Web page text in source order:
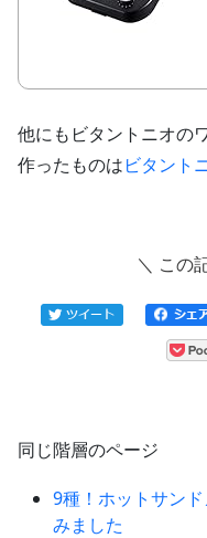
他にもビタントニオの
作ったものはビタント
＼ この
同じ階層のページ
9種！ホットサン
みました